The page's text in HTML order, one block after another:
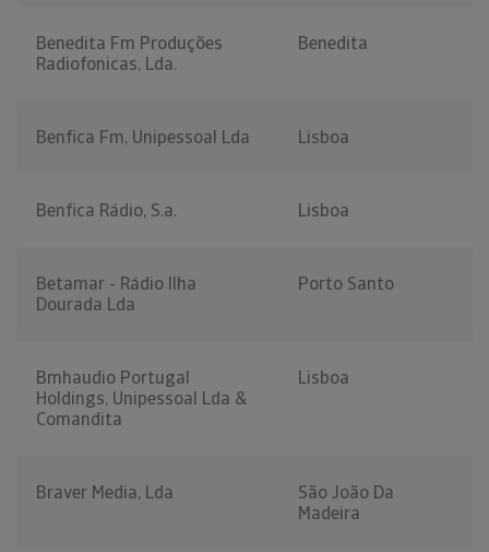
Benedita Fm Produções
Radiofonicas, Lda.
Benedita
Benfica Fm, Unipessoal Lda Lisboa
Benfica Rádio, S.a. Lisboa
Betamar - Rádio Ilha
Dourada Lda
Porto Santo
Bmhaudio Portugal
Holdings, Unipessoal Lda &
Comandita
Lisboa
Braver Media, Lda
São João Da
Madeira